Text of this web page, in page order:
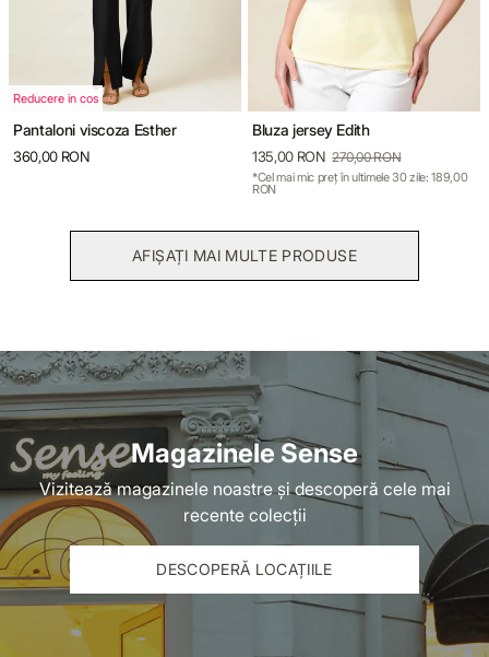
Reducere in cos
Pantaloni viscoza Esther
360,00 RON
Bluza jersey Edith
135,00 RON 270,00 RON
*Cel mai mic preț în ultimele 30 zile: 189,00
RON
AFIȘAȚI MAI MULTE PRODUSE
Magazinele Sense
Vizitează magazinele noastre și descoperă cele mai
recente colecții
DESCOPERĂ LOCAȚIILE